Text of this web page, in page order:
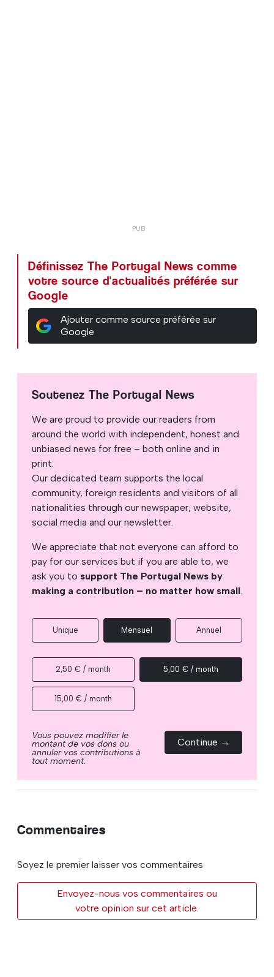
Définissez The Portugal News comme
votre source d'actualités préférée sur
Google
Ajouter comme source préférée sur
Google
Soutenez The Portugal News
We are proud to provide our readers from
around the world with independent, honest and
unbiased news for free – both online and in
print.
Our dedicated team supports the local
community, foreign residents and visitors of all
nationalities through our newspaper, website,
social media and our newsletter.
We appreciate that not everyone can afford to
pay for our services but if you are able to, we
ask you to support The Portugal News by
making a contribution – no matter how small.
Unique Mensuel Annuel
2,50 € / month 5,00 € / month
15,00 € / month
Vous pouvez modifier le
montant de vos dons ou
annuler vos contributions à
tout moment.
Continue →
Commentaires
Soyez le premier laisser vos commentaires
Envoyez-nous vos commentaires ou
votre opinion sur cet article.